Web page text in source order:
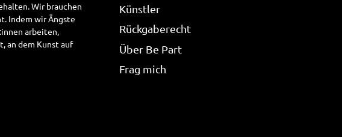
Wir brauchen
Indem wir Ängste
arbeiten,
an dem Kunst auf
Künstler
Rückgaberecht
Über Be Part
Frag mich